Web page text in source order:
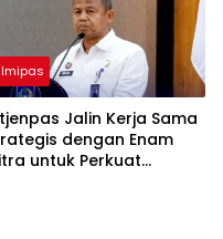
Imipas
Jalin Kerja Sama
dengan Enam
untuk Perkuat